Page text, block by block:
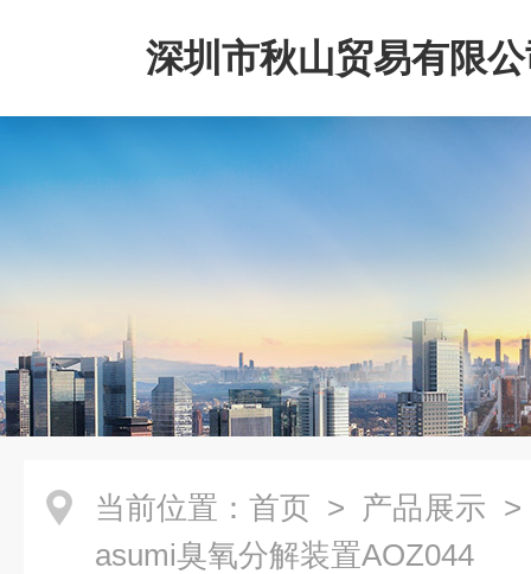
深圳市秋山贸易有限
当前位置： 首页 > 产品展示
asumi臭氧分解装置AOZ044